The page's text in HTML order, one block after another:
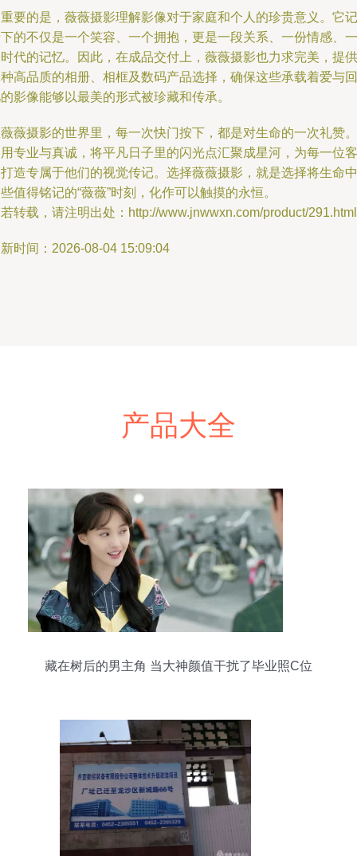
要的是，薇薇摄影理解影像对于家庭和个人的珍贵意义。它记
的不仅是一个笑容、一个拥抱，更是一段关系、一份情感、一
代的记忆。因此，在成品交付上，薇薇摄影也力求完美，提供
高品质的相册、相框及数码产品选择，确保这些承载着爱与回
影像能够以最美的形式被珍藏和传承。
薇摄影的世界里，每一次快门按下，都是对生命的一次礼赞。
专业与真诚，将平凡日子里的闪光点汇聚成星河，为每一位客
造专属于他们的视觉传记。选择薇薇摄影，就是选择将生命中
值得铭记的“薇薇”时刻，化作可以触摸的永恒。
转载，请注明出处：http://www.jnwwxn.com/product/291.html
时间：2026-08-04 15:09:04
产品大全
藏在树后的男主角 当大神颜值干扰了毕业照C位